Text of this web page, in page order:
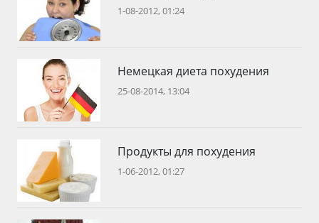
1-08-2012, 01:24
Немецкая диета похудения
25-08-2014, 13:04
Продукты для похудения
1-06-2012, 01:27